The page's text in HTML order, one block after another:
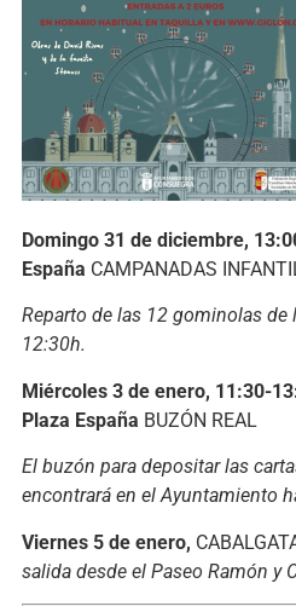
Domingo 31 de diciembre,
España CAMPANADAS
Reparto de las 12 gominolas
12:30h.
Miércoles 3 de enero, 11:30-
Plaza España BUZÓN REAL
El buzón para depositar las
encontrará en el Ayuntamiento
Viernes 5 de enero,
salida desde el Paseo Ramón y